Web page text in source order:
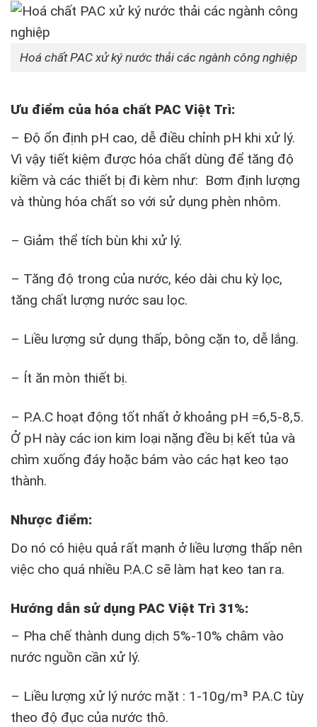
Hoá chất PAC xử ký nước thải các ngành công nghiệp
Ưu điểm của hóa chất PAC Việt Trì:
– Độ ổn định pH cao, dễ điều chỉnh pH khi xử lý.
Vì vậy tiết kiệm được hóa chất dùng để tăng độ
kiềm và các thiết bị đi kèm như: Bơm định lượng
và thùng hóa chất so với sử dụng phèn nhôm.
– Giảm thể tích bùn khi xử lý.
– Tăng độ trong của nước, kéo dài chu kỳ lọc,
tăng chất lượng nước sau lọc.
– Liều lượng sử dụng thấp, bông cặn to, dễ lắng.
– Ít ăn mòn thiết bị.
– P.A.C hoạt động tốt nhất ở khoảng pH =6,5-8,5.
Ở pH này các ion kim loại nặng đều bị kết tủa và
chìm xuống đáy hoặc bám vào các hạt keo tạo
thành.
Nhược điểm:
Do nó có hiệu quả rất mạnh ở liều lượng thấp nên
việc cho quá nhiều P.A.C sẽ làm hạt keo tan ra.
Hướng dẫn sử dụng PAC Việt Trì 31%:
– Pha chế thành dung dịch 5%-10% châm vào
nước nguồn cần xử lý.
– Liều lượng xử lý nước mặt : 1-10g/m³ P.A.C tùy
theo độ đục của nước thô.